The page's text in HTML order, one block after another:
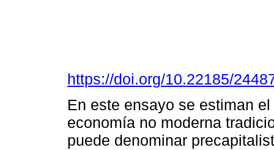
https://doi.org/10.22185/
En este ensayo se estiman
economía no moderna
puede denominar